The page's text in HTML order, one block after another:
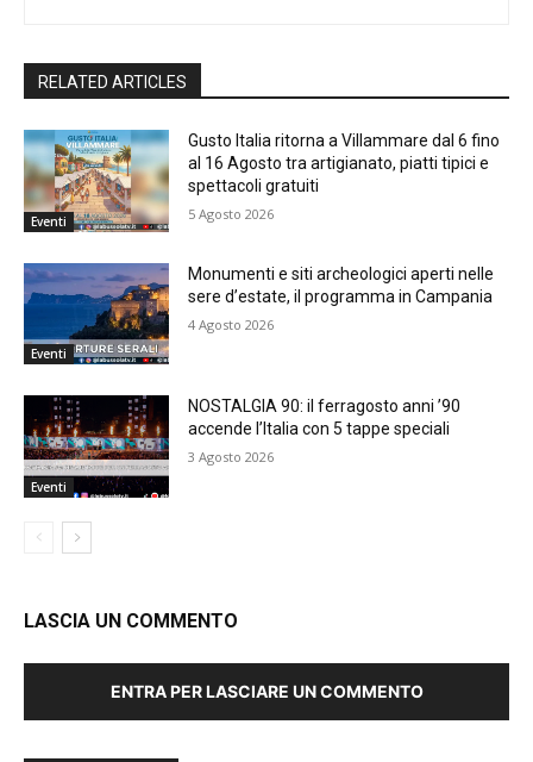
RELATED ARTICLES
Eventi
Gusto Italia ritorna a Villammare dal 6 fino
al 16 Agosto tra artigianato, piatti tipici e
spettacoli gratuiti
5 Agosto 2026
Eventi
Monumenti e siti archeologici aperti nelle
sere d’estate, il programma in Campania
4 Agosto 2026
Eventi
NOSTALGIA 90: il ferragosto anni ’90
accende l’Italia con 5 tappe speciali
3 Agosto 2026
LASCIA UN COMMENTO
ENTRA PER LASCIARE UN COMMENTO